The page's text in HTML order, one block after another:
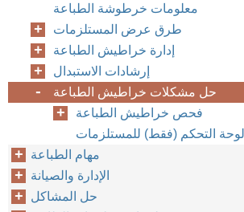
معلومات خرطوشة الطباعة
طرق عرض المستلزمات
إدارة خراطيش الطباعة
إرشادات الاستبدال
حل مشكلات خراطيش الطباعة
فحص خراطيش الطباعة
التحكم (فقط) للمستلزمات
مهام الطباعة
الإدارة والصيانة
حل المشاكل